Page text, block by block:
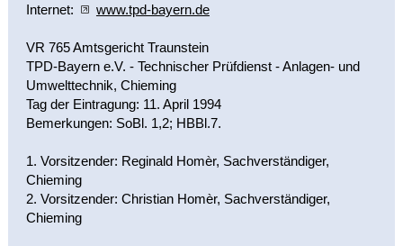
Internet:
www.tpd-bayern.de
VR 765 Amtsgericht Traunstein
TPD-Bayern e.V. - Technischer Prüfdienst - Anlagen- und
Umwelttechnik, Chieming
Tag der Eintragung: 11. April 1994
Bemerkungen: SoBl. 1,2; HBBl.7.
1. Vorsitzender: Reginald Homèr, Sachverständiger,
Chieming
2. Vorsitzender: Christian Homèr, Sachverständiger,
Chieming